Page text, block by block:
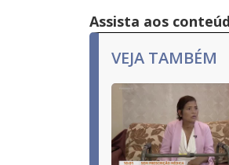
Assista aos
VEJA TAMBÉM